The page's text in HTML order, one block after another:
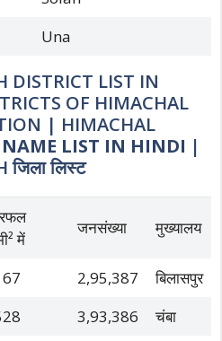
Una
DISTRICT LIST IN
OF HIMACHAL
| HIMACHAL
NAME LIST IN HINDI |
जिला लिस्ट
में
जनसंख्या मुख्यालय
2,95,387
बिलासपुर
3,93,386
चंबा